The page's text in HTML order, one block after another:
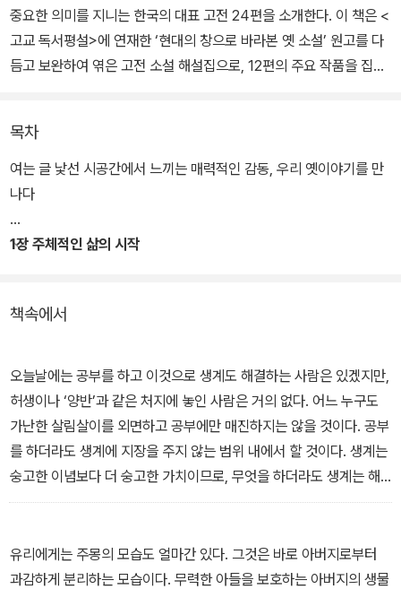
중요한 의미를 지니는 한국의 대표 고전 24편을 소개한다. 이 책은 <
고교 독서평설>에 연재한 ‘현대의 창으로 바라본 옛 소설’ 원고를 다
듬고 보완하여 엮은 고전 소설 해설집으로, 12편의 주요 작품을 집중
이 책에는 그동안 청소년들이 천편일률적인 해석으로 암기해 왔던 작
품들 각각의 개성을 파악하고, 나와 세상에 대한 통찰을 발견하도록
나 한자어, 중요 개념들은 풀이 박스를 넣어 설명을 보충하고 1컷 만
꼼하게 정리할 수 있고, ‘더 생각해 보기’ 질문에 스스로 대답해 보면
서 사고를 확장할 수 있다. 류수열 교수는 청소년들이 이 책을 통해
“소설을 읽는 눈과 인간을 보는 눈, 세상을 살피는 눈이 한층 밝아”지
기를 바란다고 하며 스스로 생각의 근육을 키울 수 있도록 돕는다.
목차
여는 글 낯선 시공간에서 느끼는 매력적인 감동, 우리 옛이야기를 만
나다
1장 주체적인 삶의 시작
책속에서
오늘날에는 공부를 하고 이것으로 생계도 해결하는 사람은 있겠지만,
허생이나 ‘양반’과 같은 처지에 놓인 사람은 거의 없다. 어느 누구도
가난한 살림살이를 외면하고 공부에만 매진하지는 않을 것이다. 공부
를 하더라도 생계에 지장을 주지 않는 범위 내에서 할 것이다. 생계는
숭고한 이념보다 더 숭고한 가치이므로, 무엇을 하더라도 생계는 해
결해야 한다.
로 자기 충족적인 행위일 때 그 자체로 아름답다. 축구를 한다고 해서
모두가 그것을 생계의 수단으로 삼지는 않는다. 오직 그 자체로 만족
유리에게는 주몽의 모습도 얼마간 있다. 그것은 바로 아버지로부터
과감하게 분리하는 모습이다. 무력한 아들을 보호하는 아버지의 생물